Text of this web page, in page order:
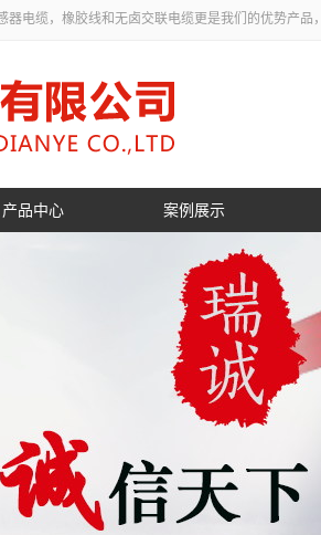
电缆，橡胶线和无卤交联电缆更是我们的优势产品
产品中心 案例展示